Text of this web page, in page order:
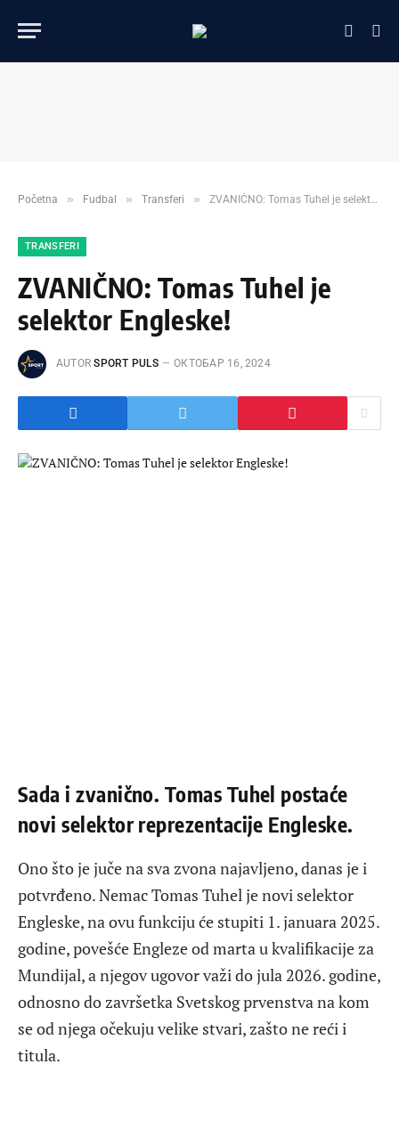
Početna » Fudbal » Transferi » ZVANIČNO: Tomas Tuhel je selektor Engleske!
TRANSFERI
ZVANIČNO: Tomas Tuhel je
selektor Engleske!
AUTOR SPORT PULS ОКТОБАР 16, 2024
Sada i zvanično. Tomas Tuhel postaće
novi selektor reprezentacije Engleske.
Ono što je juče na sva zvona najavljeno, danas je i
potvrđeno. Nemac Tomas Tuhel je novi selektor
Engleske, na ovu funkciju će stupiti 1. januara 2025.
godine, povešće Engleze od marta u kvalifikacije za
Mundijal, a njegov ugovor važi do jula 2026. godine,
odnosno do završetka Svetskog prvenstva na kom
se od njega očekuju velike stvari, zašto ne reći i
titula.